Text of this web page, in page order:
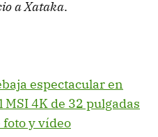
a Xataka.
espectacular en
4K de 32 pulgadas
y vídeo